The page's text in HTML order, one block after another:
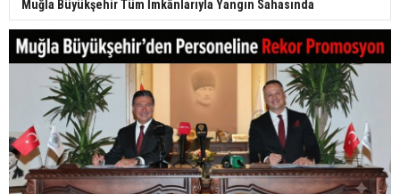
Muğla Büyükşehir Tüm İmkânlarıyla Yangın Sahasında